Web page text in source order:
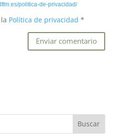
politica-de-privacidad/
Política de privacidad *